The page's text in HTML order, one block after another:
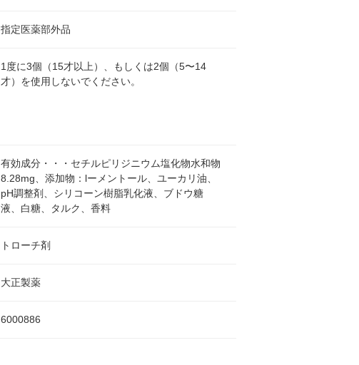
指定医薬部外品
1度に3個（15才以上）、もしくは2個（5〜14
才）を使用しないでください。
有効成分・・・セチルピリジニウム塩化物水和物
8.28mg、添加物：lーメントール、ユーカリ油、
pH調整剤、シリコーン樹脂乳化液、ブドウ糖
液、白糖、タルク、香料
トローチ剤
大正製薬
6000886